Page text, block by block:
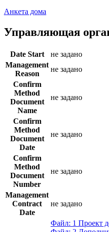
Анкета дома
Управляющая
Date Start
не задано
Management
Reason
не задано
Confirm
Method
Document
Name
не задано
Confirm
Method
Document
Date
не задано
Confirm
Method
Document
Number
не задано
Management
Contract
Date
не задано
Файл: 1 Проект